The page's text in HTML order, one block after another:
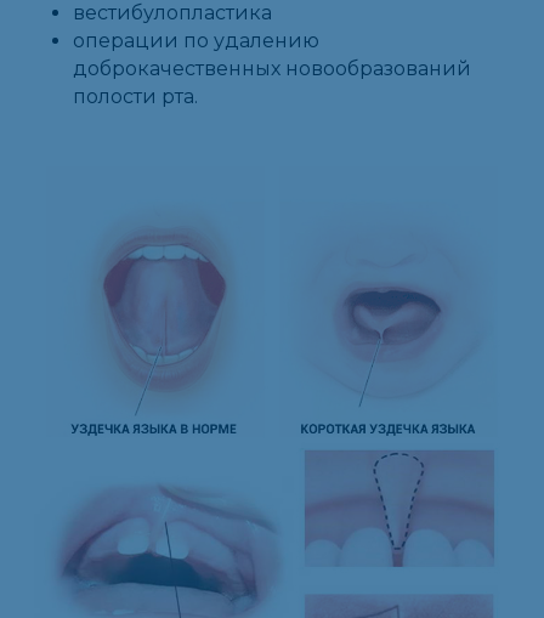
вестибулопластика
операции по удалению
доброкачественных новообразований
полости рта.